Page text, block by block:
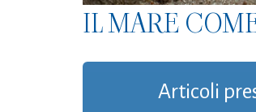
IL MARE
Articoli